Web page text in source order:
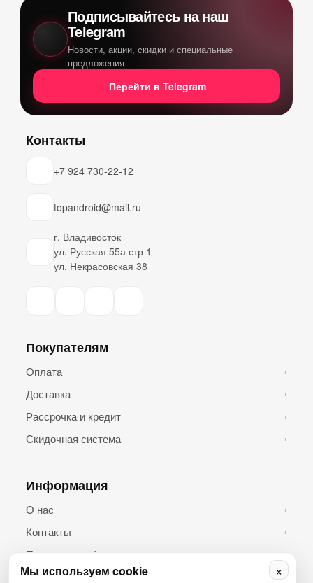
Подписывайтесь на наш
Telegram
Новости, акции, скидки и специальные
предложения
Перейти в Telegram
Контакты
+7 924 730-22-12
topandroid@mail.ru
г. Владивосток
ул. Русская 55а стр 1
ул. Некрасовская 38
Покупателям
Оплата ›
Доставка ›
Рассрочка и кредит ›
Скидочная система ›
Информация
О нас ›
Контакты ›
Политика конфиденциальности
×
Мы используем cookie